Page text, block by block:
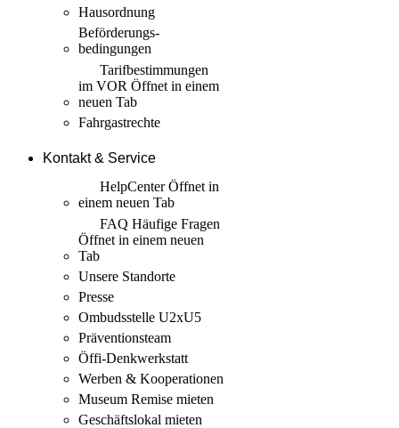
Hausordnung
Beförderungs­
bedingungen
Tarif­bestimmungen
im VOR Öffnet in einem
neuen Tab
Fahrgastrechte
Kontakt & Service
HelpCenterÖffnet in
einem neuen Tab
FAQ Häufige Fragen
Öffnet in einem neuen
Tab
Unsere Standorte
Presse
Ombudsstelle U2xU5
Präventionsteam
Öffi-Denkwerkstatt
Werben & Kooperationen
Museum Remise mieten
Geschäftslokal mieten